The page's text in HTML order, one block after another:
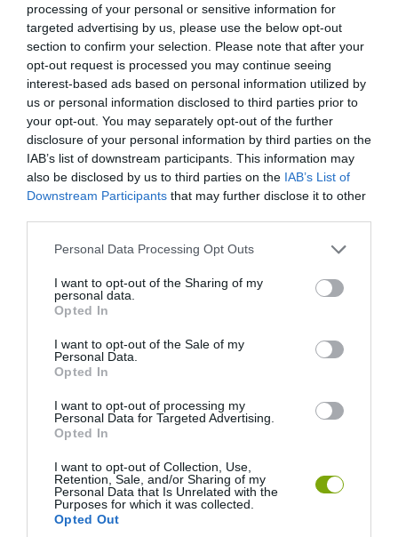
processing of your personal or sensitive information for
targeted advertising by us, please use the below opt-out
section to confirm your selection. Please note that after your
opt-out request is processed you may continue seeing
interest-based ads based on personal information utilized by
us or personal information disclosed to third parties prior to
your opt-out. You may separately opt-out of the further
disclosure of your personal information by third parties on the
IAB’s list of downstream participants. This information may
also be disclosed by us to third parties on the IAB’s List of
Downstream Participants that may further disclose it to other
Please note that this website/app uses one or more Google
not limited to your visit or usage behaviour. You may click to
grant or deny consent to Google and its third-party tags to
use your data for below specified purposes in below Google
consent section.
Personal Data Processing Opt Outs
I want to opt-out of the Sharing of my
personal data.
Opted In
I want to opt-out of the Sale of my
Personal Data.
Opted In
I want to opt-out of processing my
Personal Data for Targeted Advertising.
Opted In
I want to opt-out of Collection, Use,
Retention, Sale, and/or Sharing of my
Personal Data that Is Unrelated with the
Purposes for which it was collected.
Opted Out
Fotó: www.marthastewart.com
9. Használd ki az időt a tervezésre!
Most gondold végig, hogy mi mindent szeretnél ültetni és hova,
szerezd be a magokat –később szusszanásnyi időd sem lesz, ha
kitavaszodik.